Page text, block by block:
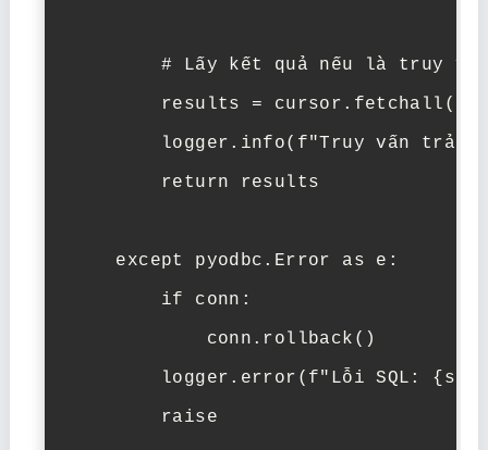
# Lấy kết quả nếu là truy
        results = cursor.fetchall()
logger.info(f"Truy vấn trả
        return results
    except pyodbc.Error as e:
        if conn:
            conn.rollback()
logger.error(f"Lỗi SQL:
        raise